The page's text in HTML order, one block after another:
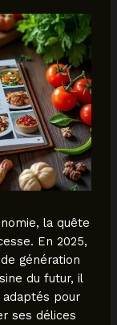
la quête
En 2025,
génération
du futur, il
adaptés pour
ses délices